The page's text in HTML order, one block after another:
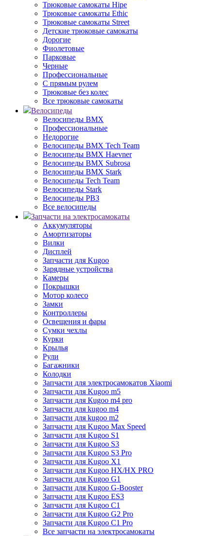
Трюковые самокаты Hipe
Трюковые самокаты Ethic
Трюковые самокаты Street
Детские трюковые самокаты
Дорогие
Фиолетовые
Парковые
Черные
Профессиональные
С прямым рулем
Трюковые без колес
Все трюковые самокаты
Велосипеды
Велосипеды BMX
Профессиональные
Недорогие
Велосипеды BMX Tech Team
Велосипеды BMX Haevner
Велосипеды BMX Subrosa
Велосипеды BMX Stark
Велосипеды Tech Team
Велосипеды Stark
Велосипеды РВЗ
Все велосипеды
Запчасти на электросамокаты
Аккумуляторы
Амортизаторы
Вилки
Дисплей
Запчасти для Kugoo
Зарядные устройства
Камеры
Покрышки
Мотор колесо
Замки
Контроллеры
Освещения и фары
Сумки чехлы
Курки
Крылья
Рули
Багажники
Колодки
Запчасти для электросамокатов Xiaomi
Запчасти для Kugoo m5
Запчасти для Кugoo m4 pro
Запчасти для kugoo m4
Запчасти для kugoo m2
Запчасти для Kugoo Max Speed
Запчасти для Kugoo S1
Запчасти для Kugoo S3
Запчасти для Kugoo S3 Pro
Запчасти для Kugoo X1
Запчасти для Kugoo HX/HX PRO
Запчасти для Kugoo G1
Запчасти для Kugoo G-Booster
Запчасти для Kugoo ES3
Запчасти для Kugoo C1
Запчасти для Kugoo G2 Pro
Запчасти для Kugoo C1 Pro
Все запчасти на электросамокаты